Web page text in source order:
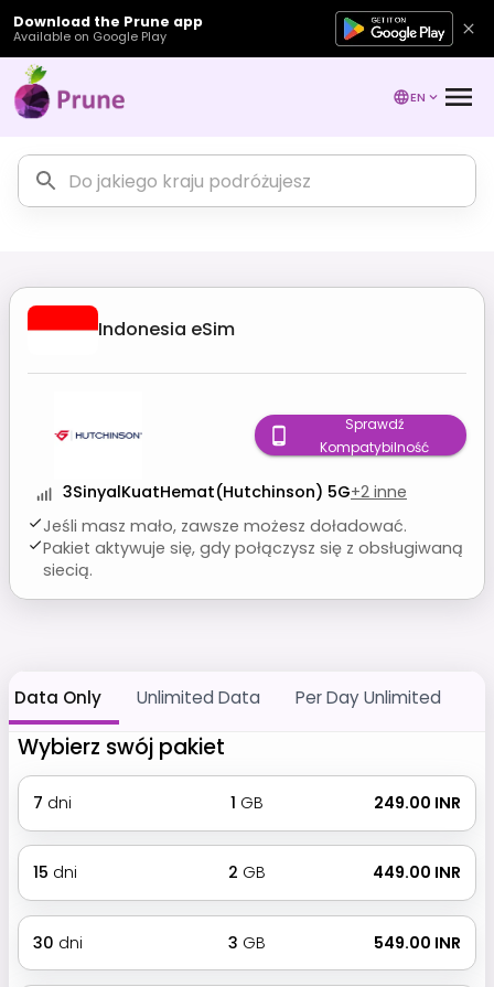
Download the Prune app
Available on Google Play
EN
Indonesia eSim
3SinyalKuatHemat(Hutchinson) 5G+2 inne
Jeśli masz mało, zawsze możesz doładować.
Pakiet aktywuje się, gdy połączysz się z obsługiwaną
siecią.
Sprawdź
Kompatybilność
Data Only Unlimited Data Per Day Unlimited
Wybierz swój pakiet
7 dni 1 GB ₹ 249.00 INR
15 dni 2 GB ₹ 449.00 INR
30 dni 3 GB ₹ 549.00 INR